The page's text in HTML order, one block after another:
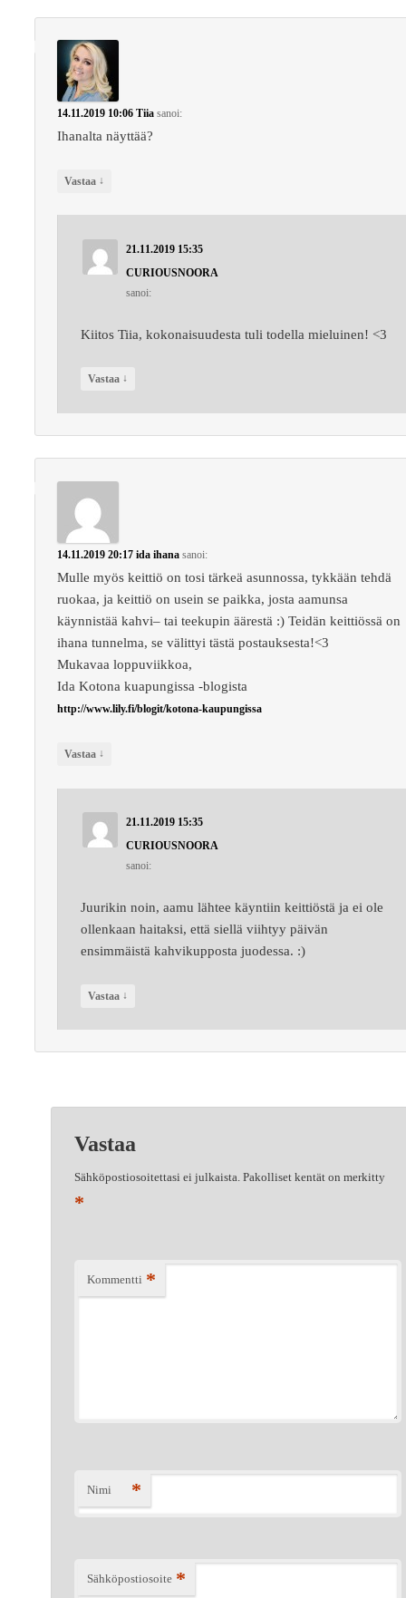
14.11.2019 10:06 Tiia sanoi:
Ihanalta näyttää?
Vastaa ↓
21.11.2019 15:35
CURIOUSNOORA
sanoi:
Kiitos Tiia, kokonaisuudesta tuli todella mieluinen! <3
Vastaa ↓
14.11.2019 20:17 ida ihana sanoi:
Mulle myös keittiö on tosi tärkeä asunnossa, tykkään tehdä
ruokaa, ja keittiö on usein se paikka, josta aamunsa
käynnistää kahvi– tai teekupin äärestä :) Teidän keittiössä on
ihana tunnelma, se välittyi tästä postauksesta!<3
Mukavaa loppuviikkoa,
Ida Kotona kuapungissa -blogista
http://www.lily.fi/blogit/kotona-kaupungissa
Vastaa ↓
21.11.2019 15:35
CURIOUSNOORA
sanoi:
Juurikin noin, aamu lähtee käyntiin keittiöstä ja ei ole
ollenkaan haitaksi, että siellä viihtyy päivän
ensimmäistä kahvikupposta juodessa. :)
Vastaa ↓
Vastaa
Sähköpostiosoitettasi ei julkaista. Pakolliset kentät on merkitty
*
Kommentti *
Nimi *
Sähköpostiosoite *